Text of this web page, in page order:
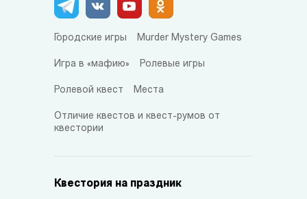
Городские игры Murder Mystery Games
Игра в «мафию» Ролевые игры
Ролевой квест Места
Отличие квестов и квест-румов от
квестории
Квестория на праздник